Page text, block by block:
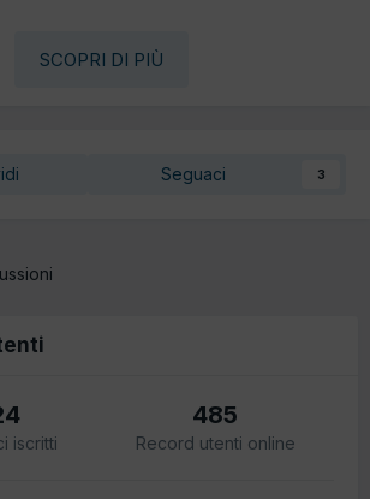
SCOPRI DI PIÙ
Seguaci 3
iscritti
485
Record utenti online